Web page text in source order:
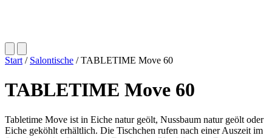
Start / Salontische / TABLETIME Move 60
TABLETIME Move 60
Tabletime Move ist in Eiche natur geölt, Nussbaum natur geölt oder
Eiche geköhlt erhältlich. Die Tischchen rufen nach einer Auszeit im